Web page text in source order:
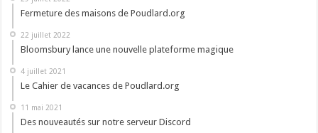
Fermeture des maisons de Poudlard.org
22 juillet 2022
Bloomsbury lance une nouvelle plateforme magique
4 juillet 2021
Le Cahier de vacances de Poudlard.org
11 mai 2021
Des nouveautés sur notre serveur Discord